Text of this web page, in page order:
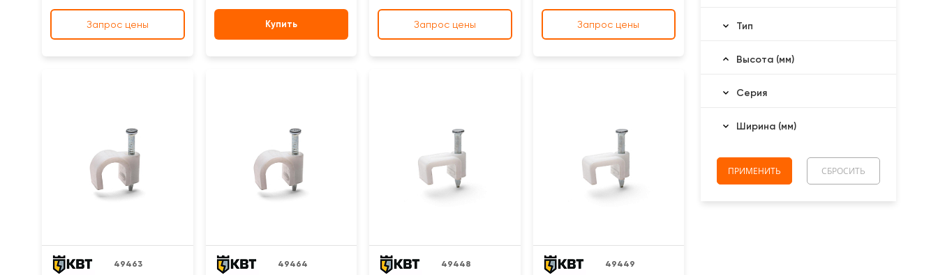
Тип
Высота (мм)
Серия
Ширина (мм)
Запрос цены Купить Запрос цены Запрос цены
49463 49464 49448 49449